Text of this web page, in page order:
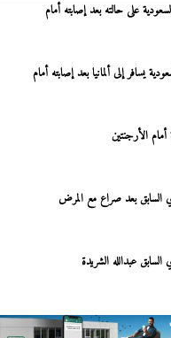
على حالته بعد إصابته أمام
يسافر إلى ألمانيا بعد إصابته أمام
أمام الأرجنتين
السابق بعد صراع مع المرض
عبدالله الشريدة